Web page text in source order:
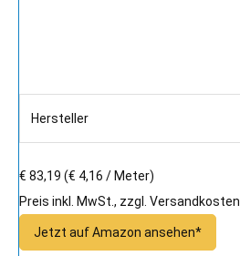
Hersteller
€ 83,19 (€ 4,16 / Meter)
Preis inkl. MwSt., zzgl. Versandkosten
Jetzt auf Amazon ansehen*